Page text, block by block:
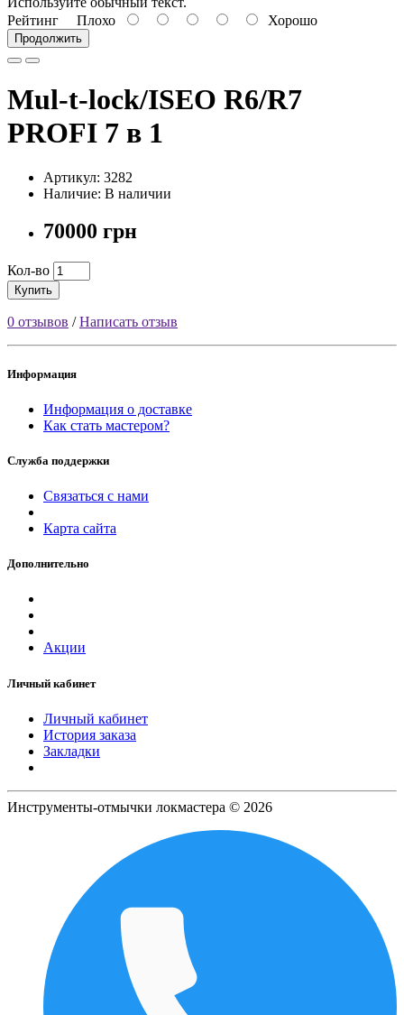
Рейтинг Плохо Хорошо
Продолжить
Mul-t-lock/ISEO R6/R7
PROFI 7 в 1
Артикул: 3282
Наличие: В наличии
70000 грн
Кол-во
Купить
0 отзывов /Написать отзыв
Информация
Информация о доставке
Как стать мастером?
Служба поддержки
Связаться с нами
Карта сайта
Дополнительно
Акции
Личный кабинет
Личный кабинет
История заказа
Закладки
Инструменты-отмычки локмастера © 2026